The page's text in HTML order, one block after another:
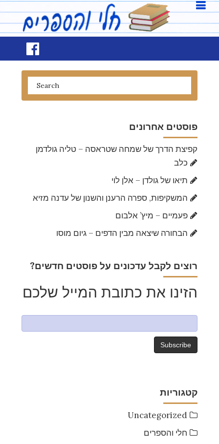
פוסטים אחרונים
קפיצת הדרך של שמחה שטראסה – טליה גולדמן
כלב
תיאו של גולדן – אלן לוי
המשקיפות, ספרה הרענן והשנון של עדנה מזיא
פעמיים – מיץ’ אלבום
הבחורה שיצאה מבין הדפים – גיום מוסו
?רוצים לקבל עדכונים על פוסטים חדשים
הזינו את כתובת המייל שלכם
קטגוריות
Uncategorized
חלי והספרים